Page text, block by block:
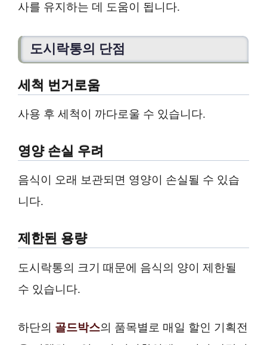
사를 유지하는 데 도움이 됩니다.
도시락통의 단점
세척 번거로움
사용 후 세척이 까다로울 수 있습니다.
영양 손실 우려
음식이 오래 보관되면 영양이 손실될 수 있습
니다.
제한된 용량
도시락통의 크기 때문에 음식의 양이 제한될
수 있습니다.
하단의 골드박스의 품목별로 매일 할인 기획전